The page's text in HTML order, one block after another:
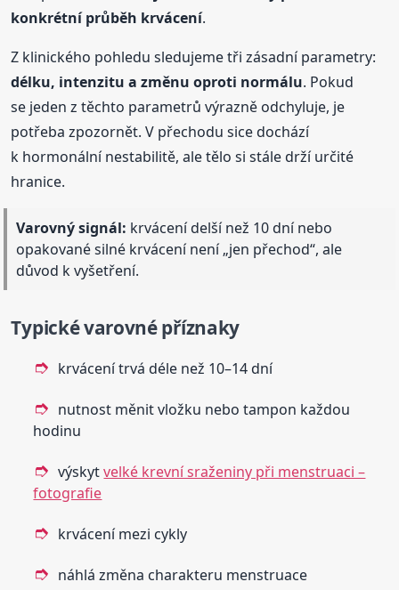
konkrétní průběh krvácení.
Z klinického pohledu sledujeme tři zásadní parametry:
délku, intenzitu a změnu oproti normálu. Pokud
se jeden z těchto parametrů výrazně odchyluje, je
potřeba zpozornět. V přechodu sice dochází
k hormonální nestabilitě, ale tělo si stále drží určité
hranice.
Varovný signál: krvácení delší než 10 dní nebo
opakované silné krvácení není „jen přechod“, ale
důvod k vyšetření.
Typické varovné příznaky
krvácení trvá déle než 10–14 dní
nutnost měnit vložku nebo tampon každou
hodinu
výskytvelké krevní sraženiny při menstruaci –
fotografie
krvácení mezi cykly
náhlá změna charakteru menstruace